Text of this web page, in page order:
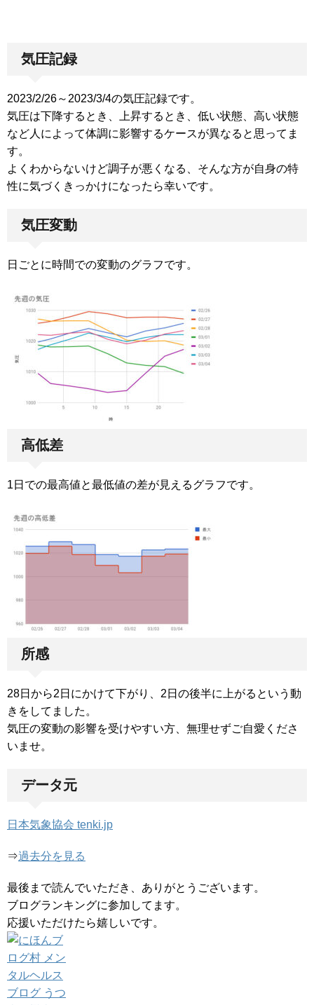
気圧記録
2023/2/26～2023/3/4の気圧記録です。
気圧は下降するとき、上昇するとき、低い状態、高い状態
など人によって体調に影響するケースが異なると思ってま
す。
よくわからないけど調子が悪くなる、そんな方が自身の特
性に気づくきっかけになったら幸いです。
気圧変動
日ごとに時間での変動のグラフです。
高低差
1日での最高値と最低値の差が見えるグラフです。
所感
28日から2日にかけて下がり、2日の後半に上がるという動
きをしてました。
気圧の変動の影響を受けやすい方、無理せずご自愛くださ
いませ。
データ元
日本気象協会 tenki.jp
⇒過去分を見る
最後まで読んでいただき、ありがとうございます。
ブログランキングに参加してます。
応援いただけたら嬉しいです。